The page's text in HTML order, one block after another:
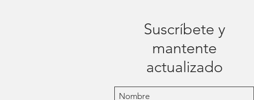
Suscríbete y
mantente
actualizado